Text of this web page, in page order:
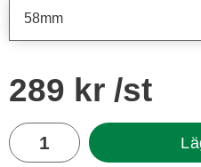
pris
289 kr /st
antal